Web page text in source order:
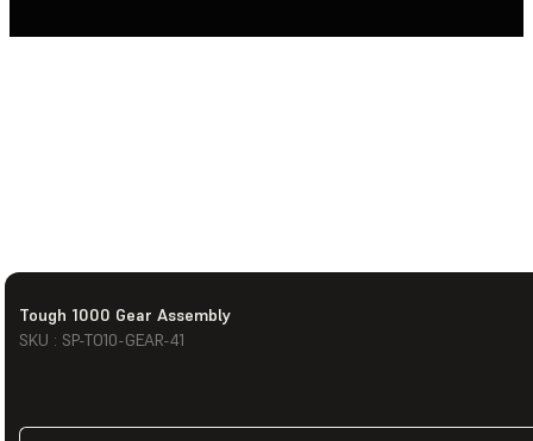
Tough 1000 Gear Assembly
SKU : SP-TO10-GEAR-41